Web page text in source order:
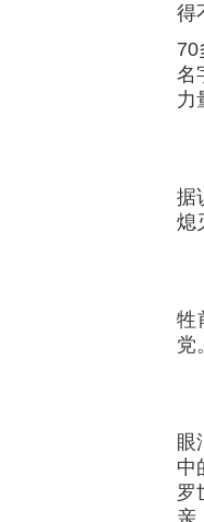
得
70
名
力
据
熄
牲
党
眼
中
罗
亲